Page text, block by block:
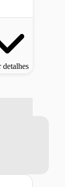
detalhes